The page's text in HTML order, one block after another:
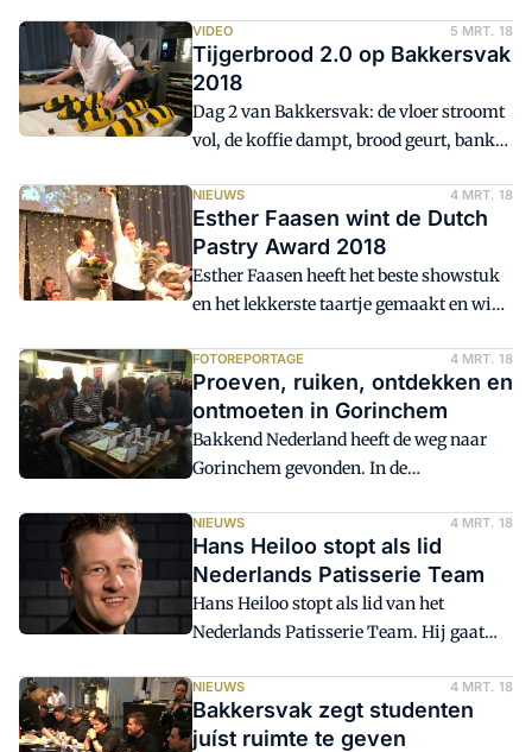
die deze eer ten deel valt.
VIDEO 5 MRT. 18
Tijgerbrood 2.0 op Bakkersvak
2018
Dag 2 van Bakkersvak: de vloer stroomt
vol, de koffie dampt, brood geurt, banket
leden van het BoulangerieTeam en het
Nederlands Patisserie Team volop bezig
met de voorbereidingen.
NIEUWS 4 MRT. 18
Esther Faasen wint de Dutch
Pastry Award 2018
Esther Faasen heeft het beste showstuk
en het lekkerste taartje gemaakt en wint
Naast de prestigieuze prijs krijgt zij ook
het aspirant lidmaatschap van het
Nederlands Patisserie Team.
FOTOREPORTAGE 4 MRT. 18
Proeven, ruiken, ontdekken en
ontmoeten in Gorinchem
Bakkend Nederland heeft de weg naar
Gorinchem gevonden. In de
Bakkersvak van start gegaan. Tot vorig
jaar werd de beurs in Rosmalen
gehouden.
NIEUWS 4 MRT. 18
Hans Heiloo stopt als lid
Nederlands Patisserie Team
Hans Heiloo stopt als lid van het
Nederlands Patisserie Team. Hij gaat
maakte bij bekend op de Bakkersvak.
NIEUWS 4 MRT. 18
Bakkersvak zegt studenten
juíst ruimte te geven